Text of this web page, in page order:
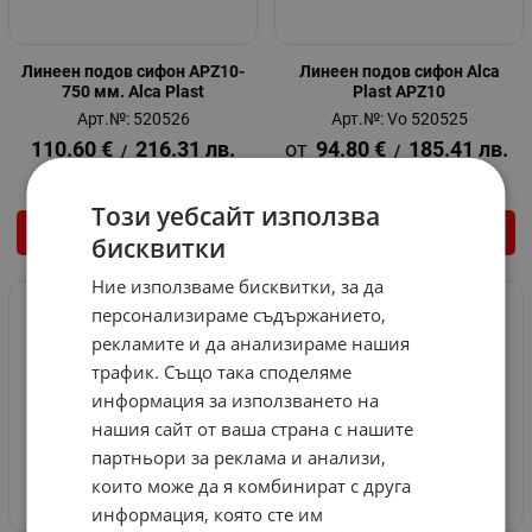
Линеен подов сифон APZ10-
750 мм. Alca Plast
Арт.№: 520526
110.60 € / 216.31 лв.
Линеен подов сифон Alca
Plast APZ10
Арт.№: Vo 520525
94.80 € / 185.41 лв.
Този уебсайт използва
бисквитки
Ние използваме бисквитки, за да
персонализираме съдържанието,
рекламите и да анализираме нашия
трафик. Също така споделяме
информация за използването на
нашия сайт от ваша страна с нашите
партньори за реклама и анализи,
които може да я комбинират с друга
информация, която сте им